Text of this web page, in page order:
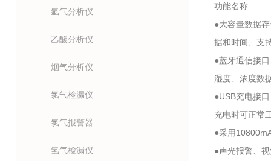
氩气分析仪
乙酸分析仪
烟气分析仪
氯气检漏仪
氯气报警器
氢气检漏仪
功能名称
●大容量数据
据和时间、支
●蓝牙通信接
湿度、浓度数
●USB充电接
充电时可正常
●采用
●声光报警、